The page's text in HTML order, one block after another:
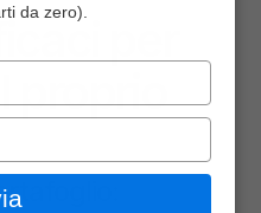
da zero). per
proprio